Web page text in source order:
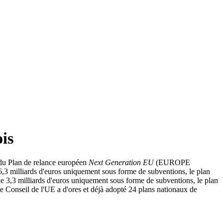
Plan de relance européen Next Generation EU(EUROPE
milliards d'euros uniquement sous forme de subventions, le plan
3,3 milliards d'euros uniquement sous forme de subventions, le plan
Conseil de l'UE a d'ores et déjà adopté 24 plans nationaux de